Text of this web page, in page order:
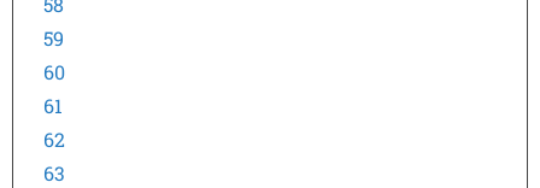
59
60
61
62
63